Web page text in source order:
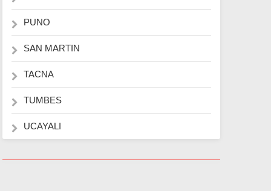
PUNO
SAN MARTIN
TACNA
TUMBES
UCAYALI